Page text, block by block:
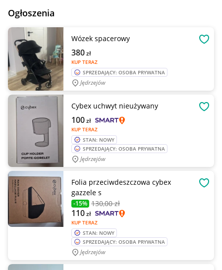
Ogłoszenia
Wózek spacerowy
KUP TERAZ
380zł
SPRZEDAJĄCY: OSOBA PRYWATNA
Jędrzejów
Cybex uchwyt nieużywany
KUP TERAZ
100zł
STAN: NOWY
SPRZEDAJĄCY: OSOBA PRYWATNA
Jędrzejów
Folia przeciwdeszczowa cybex
gazzele s
-15% 130,00 zł
KUP TERAZ
110zł
STAN: NOWY
SPRZEDAJĄCY: OSOBA PRYWATNA
Jędrzejów